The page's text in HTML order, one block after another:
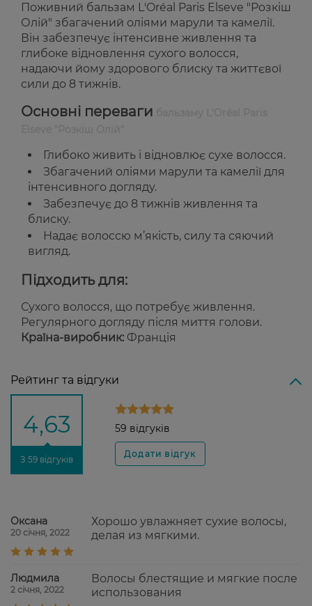
Поживний бальзам L'Oréal Paris Elseve "Розкіш
Олій" збагачений оліями марули та камелії.
Він забезпечує інтенсивне живлення та
глибоке відновлення сухого волосся,
надаючи йому здорового блиску та життєвої
сили до 8 тижнів.
Основні переваги
Глибоко живить і відновлює сухе волосся.
Збагачений оліями марули та камелії для
інтенсивного догляду.
Забезпечує до 8 тижнів живлення та
блиску.
Надає волоссю м’якість, силу та сяючий
вигляд.
Підходить для:
Сухого волосся, що потребує живлення.
Регулярного догляду після миття голови.
Країна-виробник: Франція
Рейтинг та відгуки
4,63
З 59 відгуків
59 відгуків
Оксана
20 січня, 2022
Хорошо увлажняет сухие волосы,
делая из мягкими.
Людмила
2 січня, 2022
Волосы блестящие и мягкие после
использования